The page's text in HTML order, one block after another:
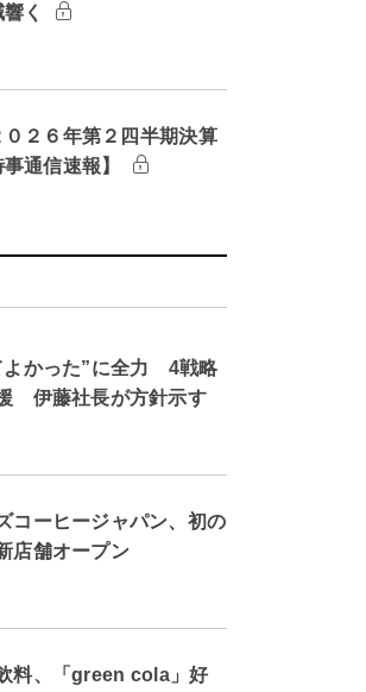
く
２６年第２四半期決算
通信速報】
よかった”に全力 4戦略
伊藤社長が方針示す
コーヒージャパン、初の
店舗オープン
料、「green cola」好